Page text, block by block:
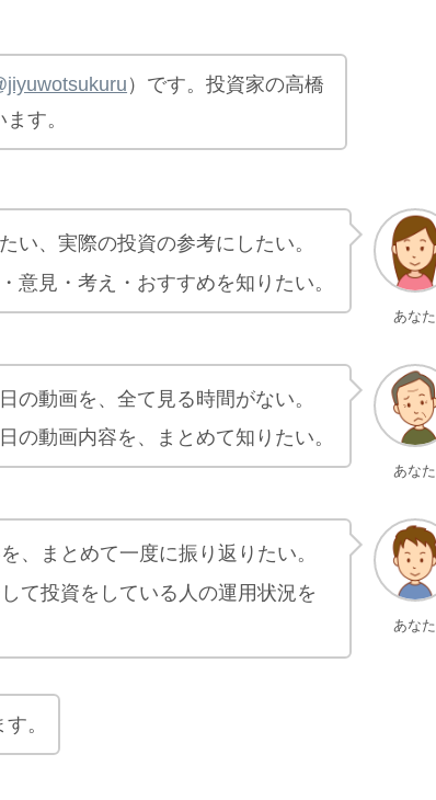
）です。投資家の高橋
す。
あなた
い、実際の投資の参考にしたい。
意見・考え・おすすめを知りたい。
あなた
の動画を、全て見る時間がない。
の動画内容を、まとめて知りたい。
あなた
、まとめて一度に振り返りたい。
て投資をしている人の運用状況を
。